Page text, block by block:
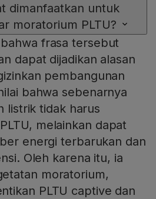
dimanfaatkan untuk
moratorium PLTU?
frasa tersebut
dapat dijadikan alasan
pembangunan
bahwa sebenarnya
listrik tidak harus
melainkan dapat
energi terbarukan dan
Oleh karena itu, ia
moratorium,
PLTU captive dan